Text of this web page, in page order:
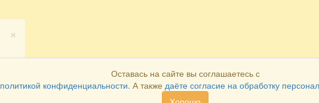
×
Оставась на сайте вы соглашаетесь с
политикой конфиденциальности. А также даёте согласие на обработку